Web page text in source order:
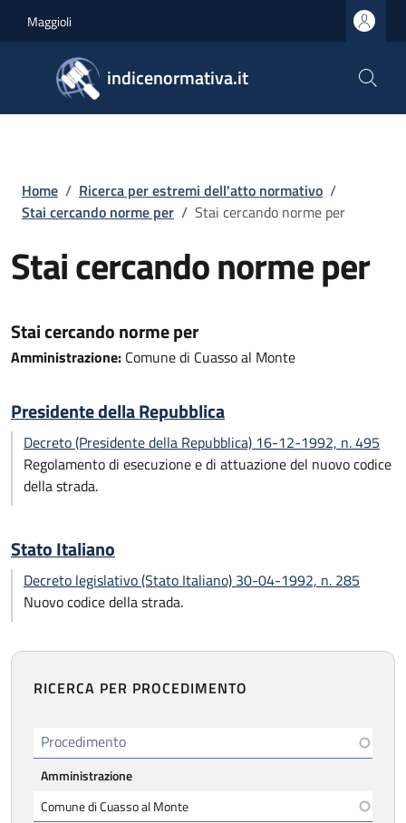
Maggioli
indicenormativa.it
Briciole di pane
Home / Ricerca per estremi dell'atto normativo /
Stai cercando norme per / Stai cercando norme per
Stai cercando norme per
Stai cercando norme per
Amministrazione: Comune di Cuasso al Monte
Presidente della Repubblica
Decreto (Presidente della Repubblica) 16-12-1992, n. 495
Regolamento di esecuzione e di attuazione del nuovo codice
della strada.
Stato Italiano
Decreto legislativo (Stato Italiano) 30-04-1992, n. 285
Nuovo codice della strada.
RICERCA PER PROCEDIMENTO
Procedimento
Amministrazione